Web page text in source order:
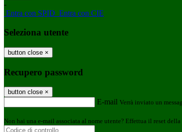
-
Entra con SPID Entra con CIE
Seleziona utente
button close ×
Recupero password
button close ×
E-mail Verrà inviato un
Non hai una e-mail associata al nome utente? Effettua il reset